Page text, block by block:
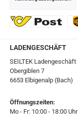
LADENGESCHÄFT
SEILTEK Ladengeschäft
Obergiblen 7
6653 Elbigenalp (Bach)
Öffnungszeiten:
Mo - Fr: 10:00 - 18:00 Uhr